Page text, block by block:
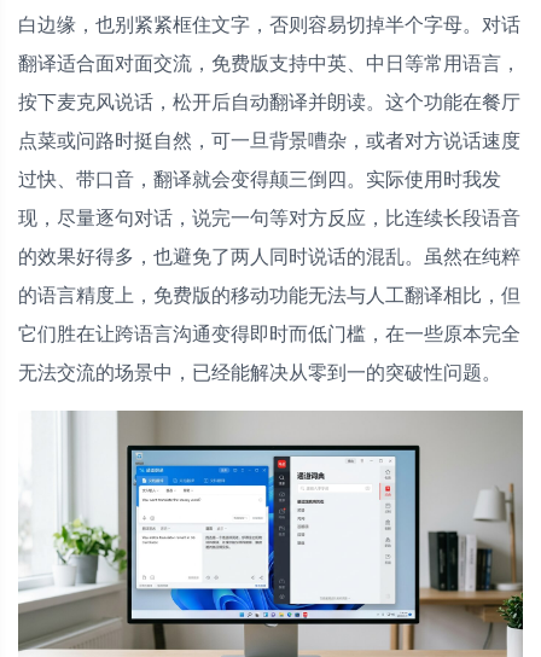
白边缘，也别紧紧框住文字，否则容易切掉半个字母。对话
翻译适合面对面交流，免费版支持中英、中日等常用语言，
按下麦克风说话，松开后自动翻译并朗读。这个功能在餐厅
点菜或问路时挺自然，可一旦背景嘈杂，或者对方说话速度
过快、带口音，翻译就会变得颠三倒四。实际使用时我发
现，尽量逐句对话，说完一句等对方反应，比连续长段语音
的效果好得多，也避免了两人同时说话的混乱。虽然在纯粹
的语言精度上，免费版的移动功能无法与人工翻译相比，但
它们胜在让跨语言沟通变得即时而低门槛，在一些原本完全
无法交流的场景中，已经能解决从零到一的突破性问题。